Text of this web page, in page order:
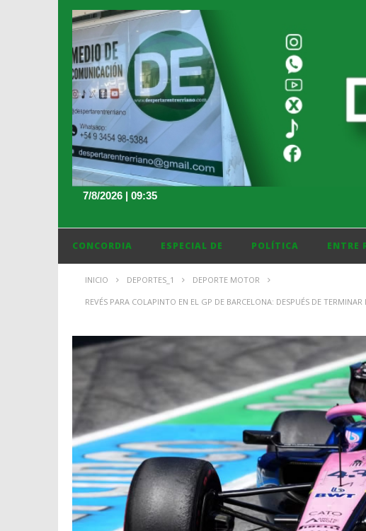
7/8/2026 | 09:35
CONCORDIA ESPECIAL DE POLÍTICA ENTRE
INICIO DEPORTES_1 DEPORTE MOTOR
REVÉS PARA COLAPINTO EN EL GP DE BARCELONA: DESPUÉS DE